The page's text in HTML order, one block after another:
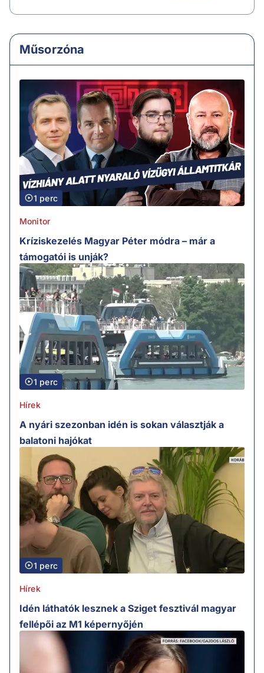
Műsorzóna
1 perc
Monitor
Kríziskezelés Magyar Péter módra – már a
támogatói is unják?
1 perc
Hírek
A nyári szezonban idén is sokan választják a
balatoni hajókat
1 perc
Hírek
Idén láthatók lesznek a Sziget fesztivál magyar
fellépői az M1 képernyőjén